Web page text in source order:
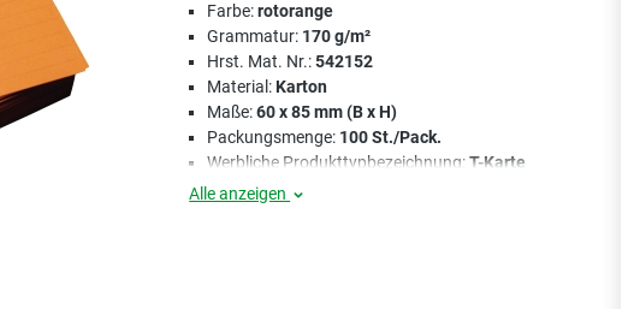
Farbe:rotorange
Grammatur: 170 g/m²
Hrst. Mat. Nr.:542152
Material:Karton
Maße:60 x 85 mm (B x H)
Packungsmenge: 100 St./Pack.
Werbliche Produkttypbezeichnung:T-Karte
Alle anzeigen